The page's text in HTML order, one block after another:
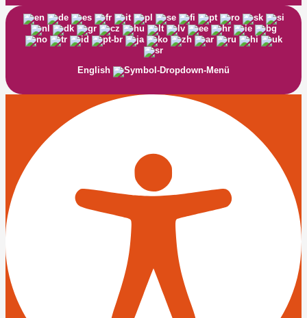
English